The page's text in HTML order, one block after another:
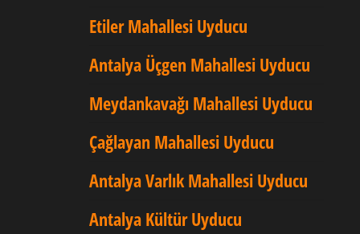
Etiler Mahallesi Uyducu
Antalya Üçgen Mahallesi Uyducu
Meydankavağı Mahallesi Uyducu
Çağlayan Mahallesi Uyducu
Antalya Varlık Mahallesi Uyducu
Antalya Kültür Uyducu